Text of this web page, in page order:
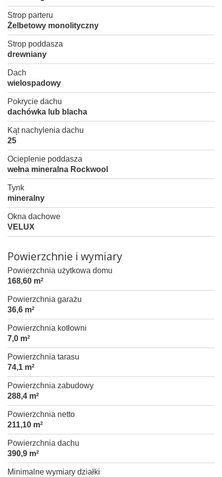
Strop parteru
Żelbetowy monolityczny
Strop poddasza
drewniany
Dach
wielospadowy
Pokrycie dachu
dachówka lub blacha
Kąt nachylenia dachu
25
Ocieplenie poddasza
wełna mineralna Rockwool
Tynk
mineralny
Okna dachowe
VELUX
Powierzchnie i wymiary
Powierzchnia użytkowa domu
168,60 m2
Powierzchnia garażu
36,6 m2
Powierzchnia kotłowni
7,0 m2
Powierzchnia tarasu
74,1 m2
Powierzchnia zabudowy
288,4 m2
Powierzchnia netto
211,10 m2
Powierzchnia dachu
390,9 m2
Minimalne wymiary działki